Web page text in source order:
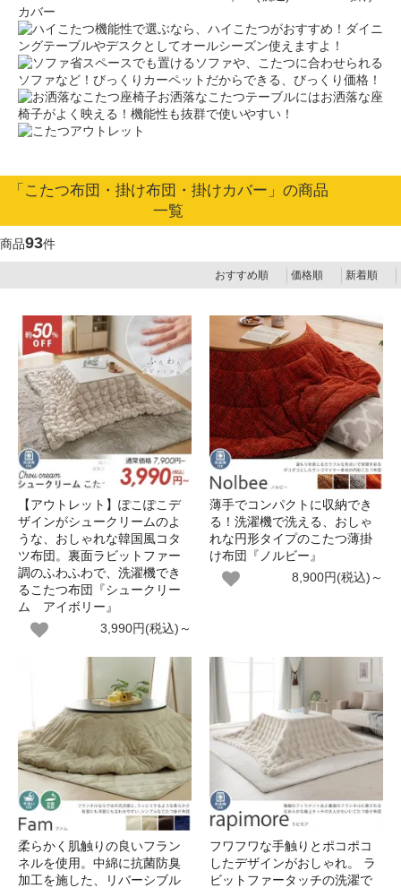
カバー
機能性で選ぶなら、ハイこたつがおすすめ！ダイニ
ングテーブルやデスクとしてオールシーズン使えますよ！
省スペースでも置けるソファや、こたつに合わせられる
ソファなど！びっくりカーペットだからできる、びっくり価格！
お洒落なこたつテーブルにはお洒落な座
椅子がよく映える！機能性も抜群で使いやすい！
「こたつ布団・掛け布団・掛けカバー」の商品
一覧
商品93件
おすすめ順 価格順 新着順
【アウトレット】ぽこぽこデ
ザインがシュークリームのよ
うな、おしゃれな韓国風コタ
ツ布団。裏面ラビットファー
調のふわふわで、洗濯機でき
るこたつ布団『シュークリー
ム アイボリー』
3,990円(税込)～
薄手でコンパクトに収納でき
る！洗濯機で洗える、おしゃ
れな円形タイプのこたつ薄掛
け布団『ノルビー』
8,900円(税込)～
柔らかく肌触りの良いフラン
ネルを使用。中綿に抗菌防臭
加工を施した、リバーシブル
フワフワな手触りとポコポコ
したデザインがおしゃれ。 ラ
ビットファータッチの洗濯で